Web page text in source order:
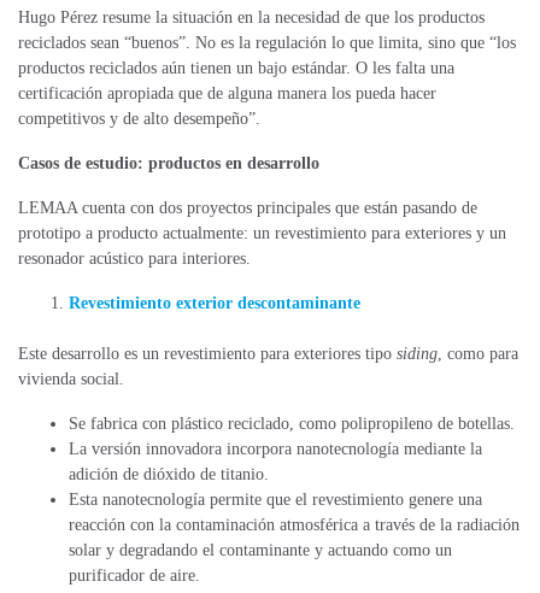
Hugo Pérez resume la situación en la necesidad de que los productos
reciclados sean “buenos”. No es la regulación lo que limita, sino que “los
productos reciclados aún tienen un bajo estándar. O les falta una
certificación apropiada que de alguna manera los pueda hacer
competitivos y de alto desempeño”.
Casos de estudio: productos en desarrollo
LEMAA cuenta con dos proyectos principales que están pasando de
prototipo a producto actualmente: un revestimiento para exteriores y un
resonador acústico para interiores.
Revestimiento exterior descontaminante
Este desarrollo es un revestimiento para exteriores tipo siding , como para
vivienda social.
Se fabrica con plástico reciclado, como polipropileno de botellas.
La versión innovadora incorpora nanotecnología mediante la
adición de dióxido de titanio.
Esta nanotecnología permite que el revestimiento genere una
reacción con la contaminación atmosférica a través de la radiación
solar y degradando el contaminante y actuando como un
purificador de aire.